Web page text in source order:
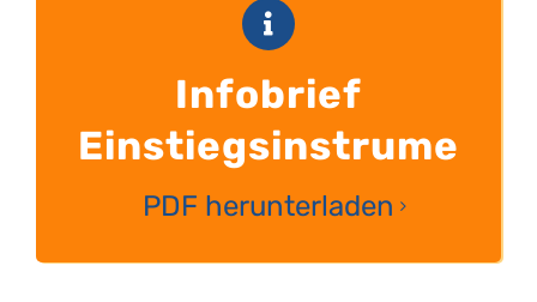
Infobrief
Einstiegsinstrument
PDF herunterladen